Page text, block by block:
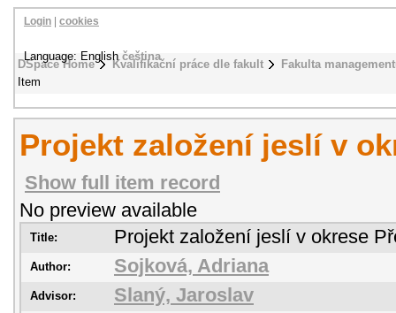
DSpace Home Kvalifikační práce dle fakult
Fakulta
Item
Login cookies
Language: Englishčeština
Projekt založení jeslí v
Show full item record
No preview available
Title: Projekt založení jeslí v okrese
Author: Sojková, Adriana
Advisor: Slaný, Jaroslav